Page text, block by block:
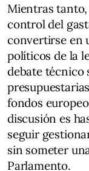
Mientras
control del
convertirse en
políticos de la
debate técnico
fondos
discusión es
seguir
sin someter
Parlamento.